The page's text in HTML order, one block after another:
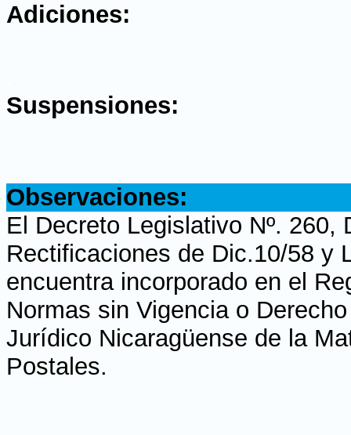
Adiciones:
Suspensiones:
Observaciones:
El Decreto Legislativo Nº.
Rectificaciones de Dic.10/58 y
encuentra incorporado en el
Normas sin Vigencia o
Jurídico Nicaragüense de la
Postales.